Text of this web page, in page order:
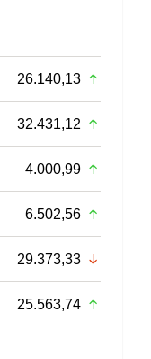
26.140,13
32.431,12
4.000,99
6.502,56
29.373,33
25.563,74